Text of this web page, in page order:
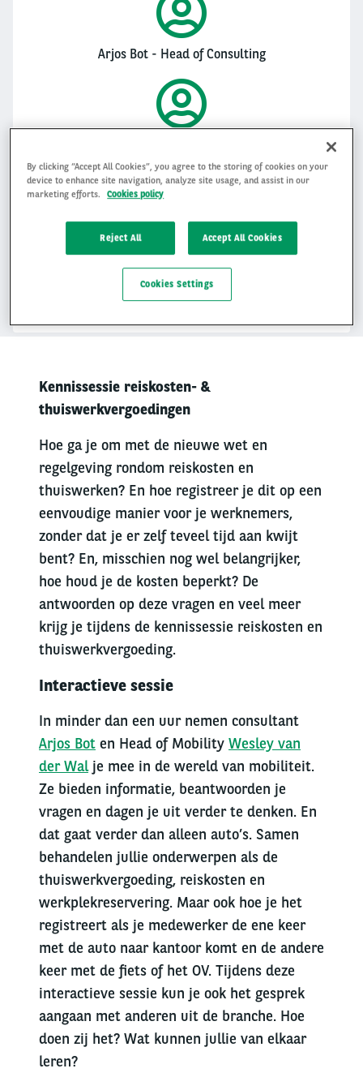
Arjos Bot - Head of Consulting
Dinsdag 1 februari 2022 | 15.30 - 16.15
Kennissessie reiskosten- &
thuiswerkvergoedingen
Hoe ga je om met de nieuwe wet en
regelgeving rondom reiskosten en
thuiswerken? En hoe registreer je dit op een
eenvoudige manier voor je werknemers,
zonder dat je er zelf teveel tijd aan kwijt
bent? En, misschien nog wel belangrijker,
hoe houd je de kosten beperkt? De
antwoorden op deze vragen en veel meer
krijg je tijdens de kennissessie reiskosten en
thuiswerkvergoeding.
Interactieve sessie
In minder dan een uur nemen consultant
Arjos Bot en Head of Mobility Wesley van
der Walje mee in de wereld van mobiliteit.
Ze bieden informatie, beantwoorden je
vragen en dagen je uit verder te denken. En
dat gaat verder dan alleen auto’s. Samen
behandelen jullie onderwerpen als de
thuiswerkvergoeding, reiskosten en
werkplekreservering. Maar ook hoe je het
registreert als je medewerker de ene keer
met de auto naar kantoor komt en de andere
keer met de fiets of het OV. Tijdens deze
interactieve sessie kun je ook het gesprek
aangaan met anderen uit de branche. Hoe
doen zij het? Wat kunnen jullie van elkaar
leren?
By clicking “Accept All Cookies”, you agree to the storing of cookies on your
device to enhance site navigation, analyze site usage, and assist in our
marketing efforts.
Cookies policy
Reject All Accept All Cookies
Cookies Settings